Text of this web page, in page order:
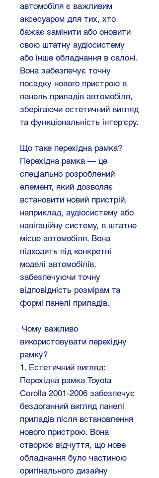
автомобіля є важливим
аксесуаром для тих, хто
бажає замінити або оновити
свою штатну аудіосистему
або інше обладнання в салоні.
Вона забезпечує точну
посадку нового пристрою в
панель приладів автомобіля,
зберігаючи естетичний вигляд
та функціональність інтер'єру.
Що таке перехідна рамка?
Перехідна рамка — це
спеціально розроблений
елемент, який дозволяє
встановити новий пристрій,
наприклад, аудіосистему або
навігаційну систему, в штатне
місце автомобіля. Вона
підходить під конкретні
моделі автомобілів,
забезпечуючи точну
відповідність розмірам та
формі панелі приладів.
Чому важливо
використовувати перехідну
рамку?
1. Естетичний вигляд:
Перехідна рамка Toyota
Corolla 2001-2006 забезпечує
бездоганний вигляд панелі
приладів після встановлення
нового пристрою. Вона
створює відчуття, що нове
обладнання було частиною
оригінального дизайну